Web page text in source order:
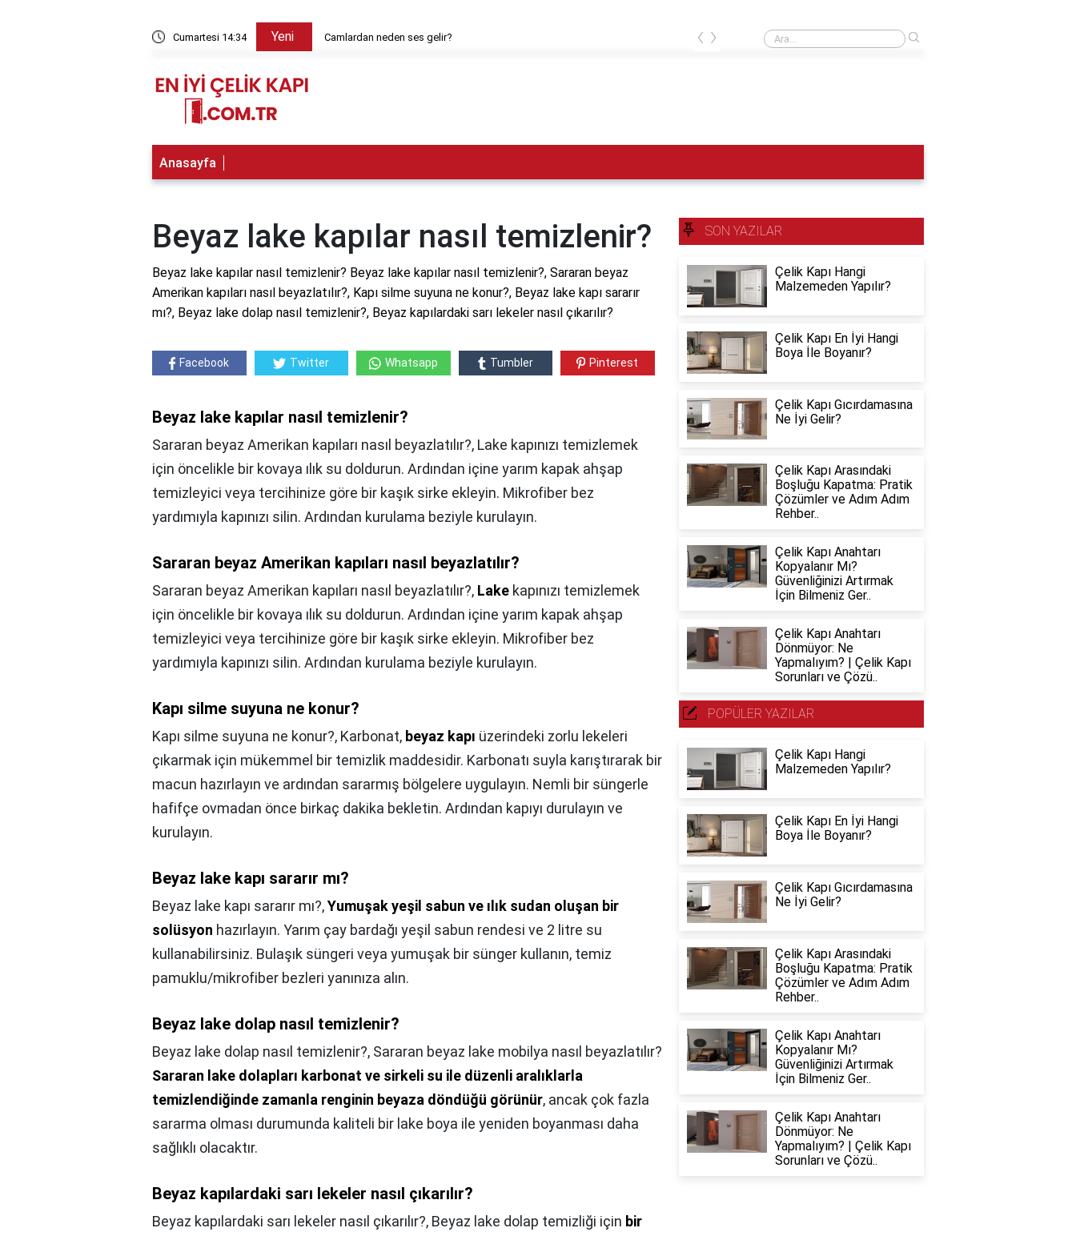
Cumartesi 14:34 Yeni Camlardan neden ses gelir? 10 Kasımda yakaya ne takılır?
‹ ›
Anasayfa
Beyaz lake kapılar nasıl temizlenir?
Beyaz lake kapılar nasıl temizlenir? Beyaz lake kapılar nasıl temizlenir?, Sararan beyaz
Amerikan kapıları nasıl beyazlatılır?, Kapı silme suyuna ne konur?, Beyaz lake kapı sararır
mı?, Beyaz lake dolap nasıl temizlenir?, Beyaz kapılardaki sarı lekeler nasıl çıkarılır?
Facebook Twitter Whatsapp Tumbler Pinterest
Beyaz lake kapılar nasıl temizlenir?
Sararan beyaz Amerikan kapıları nasıl beyazlatılır?, Lake kapınızı temizlemek
için öncelikle bir kovaya ılık su doldurun. Ardından içine yarım kapak ahşap
temizleyici veya tercihinize göre bir kaşık sirke ekleyin. Mikrofiber bez
yardımıyla kapınızı silin. Ardından kurulama beziyle kurulayın.
Sararan beyaz Amerikan kapıları nasıl beyazlatılır?
Sararan beyaz Amerikan kapıları nasıl beyazlatılır?, Lake kapınızı temizlemek
için öncelikle bir kovaya ılık su doldurun. Ardından içine yarım kapak ahşap
temizleyici veya tercihinize göre bir kaşık sirke ekleyin. Mikrofiber bez
yardımıyla kapınızı silin. Ardından kurulama beziyle kurulayın.
Kapı silme suyuna ne konur?
Kapı silme suyuna ne konur?, Karbonat, beyaz kapı üzerindeki zorlu lekeleri
çıkarmak için mükemmel bir temizlik maddesidir. Karbonatı suyla karıştırarak bir
macun hazırlayın ve ardından sararmış bölgelere uygulayın. Nemli bir süngerle
hafifçe ovmadan önce birkaç dakika bekletin. Ardından kapıyı durulayın ve
kurulayın.
Beyaz lake kapı sararır mı?
Beyaz lake kapı sararır mı?,Yumuşak yeşil sabun ve ılık sudan oluşan bir
solüsyon hazırlayın. Yarım çay bardağı yeşil sabun rendesi ve 2 litre su
kullanabilirsiniz. Bulaşık süngeri veya yumuşak bir sünger kullanın, temiz
pamuklu/mikrofiber bezleri yanınıza alın.
Beyaz lake dolap nasıl temizlenir?
Beyaz lake dolap nasıl temizlenir?, Sararan beyaz lake mobilya nasıl beyazlatılır?
Sararan lake dolapları karbonat ve sirkeli su ile düzenli aralıklarla
temizlendiğinde zamanla renginin beyaza döndüğü görünür, ancak çok fazla
sararma olması durumunda kaliteli bir lake boya ile yeniden boyanması daha
sağlıklı olacaktır.
Beyaz kapılardaki sarı lekeler nasıl çıkarılır?
Beyaz kapılardaki sarı lekeler nasıl çıkarılır?, Beyaz lake dolap temizliği için bir
SON YAZILAR
Çelik Kapı Hangi
Malzemeden Yapılır?
Çelik Kapı En İyi Hangi
Boya İle Boyanır?
Çelik Kapı Gıcırdamasına
Ne İyi Gelir?
Çelik Kapı Arasındaki
Boşluğu Kapatma: Pratik
Çözümler ve Adım Adım
Rehber..
Çelik Kapı Anahtarı
Kopyalanır Mı?
Güvenliğinizi Artırmak
İçin Bilmeniz Ger..
Çelik Kapı Anahtarı
Dönmüyor: Ne
Yapmalıyım? | Çelik Kapı
Sorunları ve Çözü..
POPÜLER YAZILAR
Çelik Kapı Hangi
Malzemeden Yapılır?
Çelik Kapı En İyi Hangi
Boya İle Boyanır?
Çelik Kapı Gıcırdamasına
Ne İyi Gelir?
Çelik Kapı Arasındaki
Boşluğu Kapatma: Pratik
Çözümler ve Adım Adım
Rehber..
Çelik Kapı Anahtarı
Kopyalanır Mı?
Güvenliğinizi Artırmak
İçin Bilmeniz Ger..
Çelik Kapı Anahtarı
Dönmüyor: Ne
Yapmalıyım? | Çelik Kapı
Sorunları ve Çözü..